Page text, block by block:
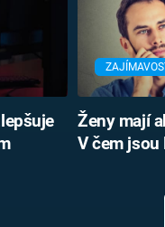
Ženy mají
V čem jsou